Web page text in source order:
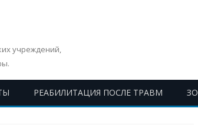
учреждений,
РЕАБИЛИТАЦИЯ ПОСЛЕ ТРАВМ
Перейти